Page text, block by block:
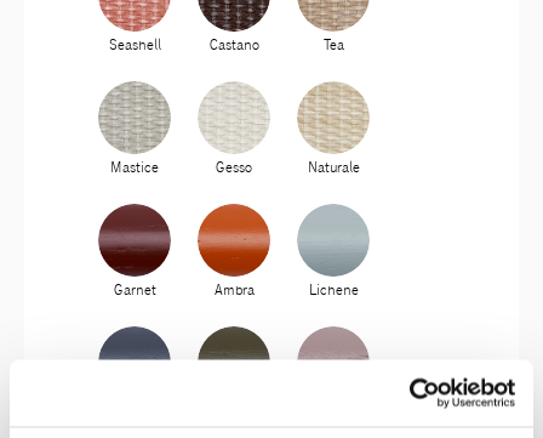
Seashell Castano Tea
Mastice Gesso Naturale
Garnet Ambra Lichene